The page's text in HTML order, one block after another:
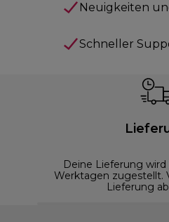
Neuigkeiten
Schneller
Deine Lieferung wird
Werktagen zugestellt.
Lieferung